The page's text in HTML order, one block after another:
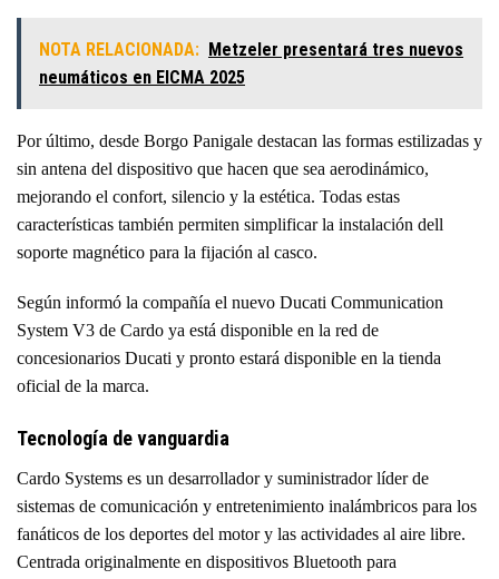
NOTA RELACIONADA: Metzeler presentará tres nuevos
neumáticos en EICMA 2025
Por último, desde Borgo Panigale destacan las formas estilizadas y
sin antena del dispositivo que hacen que sea aerodinámico,
mejorando el confort, silencio y la estética. Todas estas
características también permiten simplificar la instalación dell
soporte magnético para la fijación al casco.
Según informó la compañía el nuevo Ducati Communication
System V3 de Cardo ya está disponible en la red de
concesionarios Ducati y pronto estará disponible en la tienda
oficial de la marca.
Tecnología de vanguardia
Cardo Systems es un desarrollador y suministrador líder de
sistemas de comunicación y entretenimiento inalámbricos para los
fanáticos de los deportes del motor y las actividades al aire libre.
Centrada originalmente en dispositivos Bluetooth para